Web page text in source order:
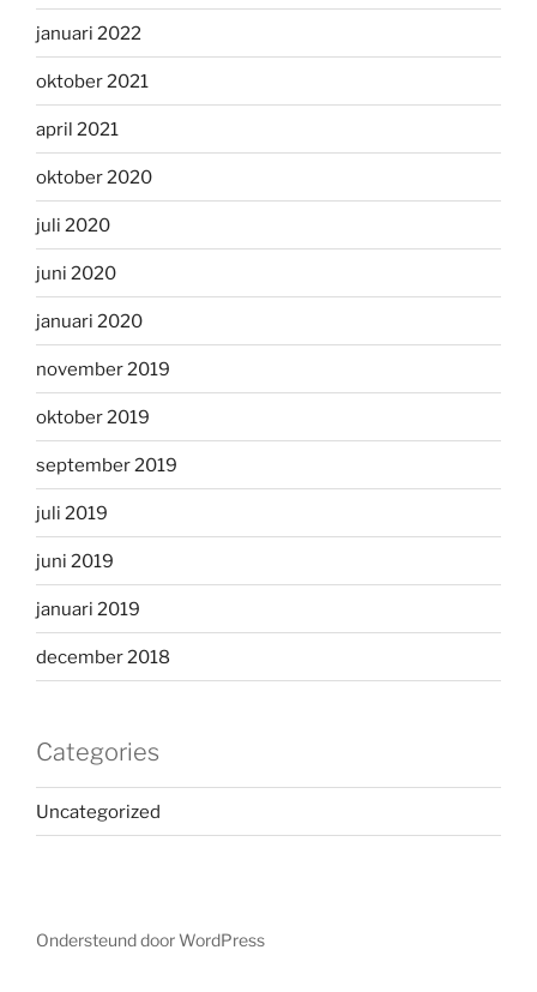
januari 2022
oktober 2021
april 2021
oktober 2020
juli 2020
juni 2020
januari 2020
november 2019
oktober 2019
september 2019
juli 2019
juni 2019
januari 2019
december 2018
Categories
Uncategorized
Ondersteund door WordPress